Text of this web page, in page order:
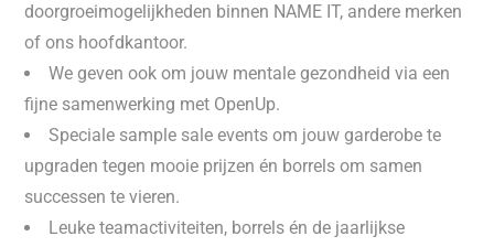
doorgroeimogelijkheden binnen NAME IT, andere merken
of ons hoofdkantoor.
We geven ook om jouw mentale gezondheid via een
fijne samenwerking met OpenUp.
Speciale sample sale events om jouw garderobe te
upgraden tegen mooie prijzen én borrels om samen
successen te vieren.
Leuke teamactiviteiten, borrels én de jaarlijkse